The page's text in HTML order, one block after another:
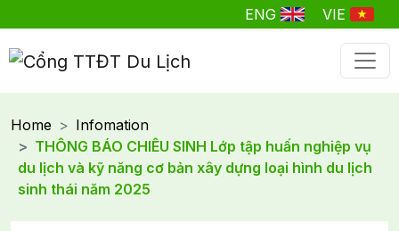
ENG VIE
Home
Infomation
THÔNG BÁO CHIÊU SINH Lớp tập huấn nghiệp vụ
du lịch và kỹ năng cơ bản xây dựng loại hình du lịch
sinh thái năm 2025